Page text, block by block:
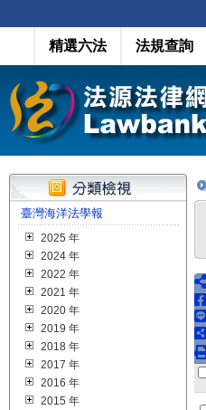
精選六法 法規查詢
臺灣海洋法學報
2025 年
2024 年
2022 年
2021 年
2020 年
2019 年
2018 年
2017 年
2016 年
2015 年